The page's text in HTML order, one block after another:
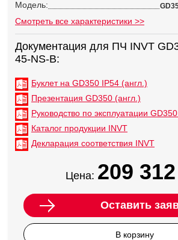
Модель:
Смотреть все характеристики >>
Документация для ПЧ INVT
45-NS-B:
Буклет на GD350 IP54 (англ.)
Презентация GD350 (англ.)
Руководство по эксплуатации
Каталог продукции INVT
Декларация соответствия INVT
Цена: 209 312
Оставить
В корзину